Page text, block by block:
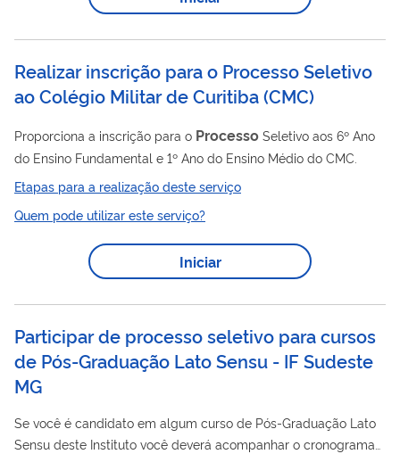
Realizar inscrição para o Processo Seletivo
ao Colégio Militar de Curitiba(CMC)
Proporciona a inscrição para o Processo Seletivo aos 6º Ano
do Ensino Fundamental e 1º Ano do Ensino Médio do CMC.
Etapas para a realização deste serviço
Quem pode utilizar este serviço?
Iniciar
Participar de processo seletivo para cursos
de Pós-Graduação Lato Sensu - IF Sudeste
MG
Se você é candidato em algum curso de Pós-Graduação Lato
Sensu deste Instituto você deverá acompanhar o cronograma